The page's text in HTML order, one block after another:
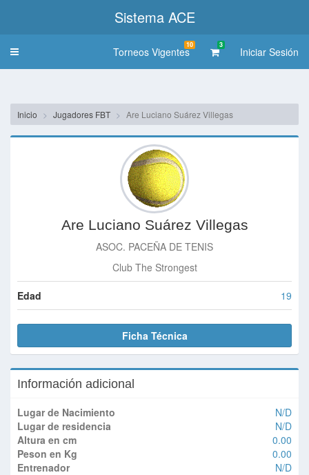
Sistema ACE
Toggle
Torneos Vigentes
10 3
Iniciar Sesión
Inicio Jugadores FBT Are Luciano Suárez Villegas
Are Luciano Suárez Villegas
ASOC. PACEÑA DE TENIS
Club The Strongest
Edad 19
Ficha Técnica
Información adicional
Lugar de Nacimiento
N/D
Lugar de residencia
N/D
Altura en cm
0.00
Peson en Kg
0.00
Entrenador
N/D